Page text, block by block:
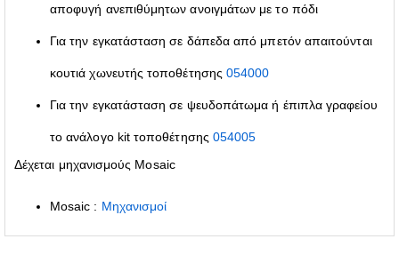
αποφυγή ανεπιθύμητων ανοιγμάτων με το πόδι
Για την εγκατάσταση σε δάπεδα από μπετόν απαιτούνται
κουτιά χωνευτής τοποθέτησης 054000
Για την εγκατάσταση σε ψευδοπάτωμα ή έπιπλα γραφείου
το ανάλογο kit τοποθέτησης 054005
Δέχεται μηχανισμούς Mosaic
Mosaic : Μηχανισμοί